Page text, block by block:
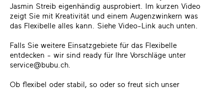
Jasmin Streib eigenhändig ausprobiert. Im kurzen Video
zeigt Sie mit Kreativität und einem Augenzwinkern was
das Flexibelle alles kann. Siehe Video-Link auch unten.
Falls Sie weitere Einsatzgebiete für das Flexibelle
entdecken - wir sind ready für Ihre Vorschläge unter
service@bubu.ch.
Ob flexibel oder stabil, so oder so freut sich unser